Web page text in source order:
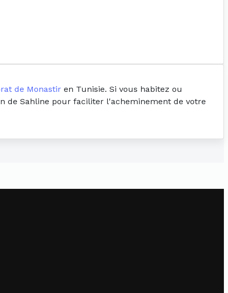
de Monastir en Tunisie. Si vous habitez ou
de Sahline pour faciliter l'acheminement de votre